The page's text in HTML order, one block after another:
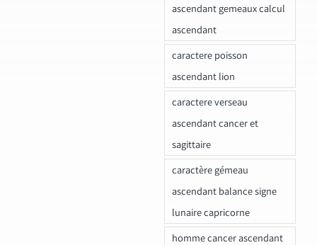
ascendant gemeaux calcul
ascendant
caractere poisson
ascendant lion
caractere verseau
ascendant cancer et
sagittaire
caractère gémeau
ascendant balance signe
lunaire capricorne
homme cancer ascendant